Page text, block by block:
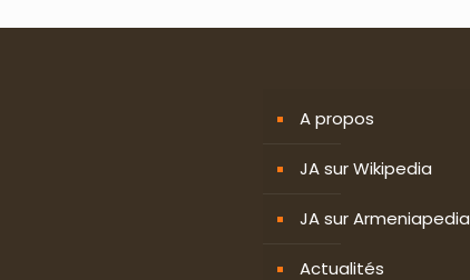
A propos
JA sur Wikipedia
JA sur Armeniapedia
Actualités